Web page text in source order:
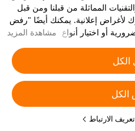
المماثلة من قبلنا ومن قبل
لأغراض إعلانية. يمكنك أيضًا "رفض
أو اختيار أنواع ملفات تعريف
من إعدادات الخصوصية الخاصة بك.
الارتباط والتقنيات المشابهة
مشاهدة المزيد
الكل
الارتباط